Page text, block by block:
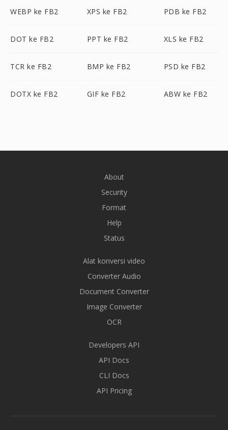
WEBP ke FB2 XPS ke FB2 PDB ke FB2
DOT ke FB2 PPT ke FB2 XLS ke FB2
TCR ke FB2 BMP ke FB2 PSD ke FB2
DOTX ke FB2 GIF ke FB2 ABW ke FB2
About
Security
Format
Help
Status
Alat konversi video
Converter Audio
Document Converter
Image Converter
OCR
Developers API
API Docs
CLI Docs
API Pricing